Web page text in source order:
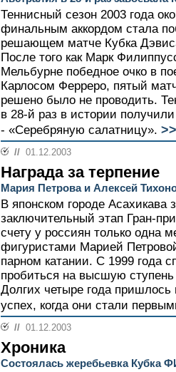
Теннисный сезон 2003 года
финальным аккордом стала
решающем матче Кубка
После того как Марк
Мельбурне победное очко в
Карлосом Ферреро, пятый
решено было не проводить.
в 28-й раз в истории
- «Серебряную салатницу». >>
// 01.12.2003
Награда за терпение
Мария Петрова и Алексей
В японском городе
заключительный этап Гран-
счету у россиян только одна
фигуристами Марией
парном катании. С 1999 года
пробиться на высшую
Долгих четыре года
успех, когда они стали
// 01.12.2003
Хроника
Состоялась жеребьевка Кубка